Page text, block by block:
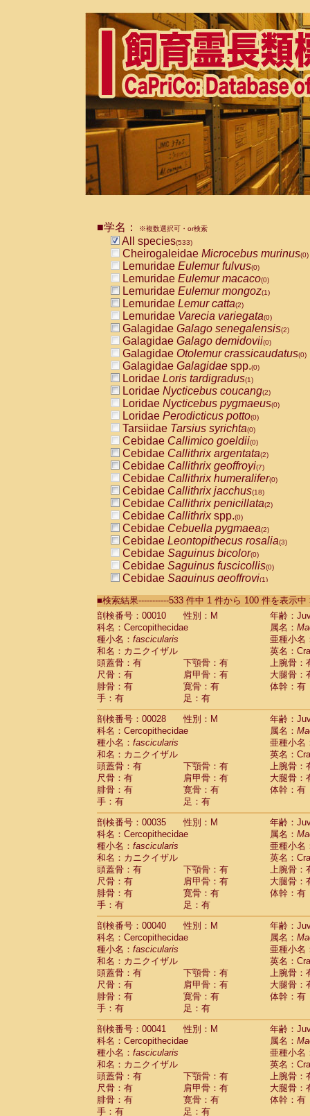
■学名： ※複数選択可・or検索
All species(533)
Cheirogaleidae Microcebus murinus(0)
Lemuridae Eulemur fulvus(0)
Lemuridae Eulemur macaco(0)
Lemuridae Eulemur mongoz(1)
Lemuridae Lemur catta(2)
Lemuridae Varecia variegata(0)
Galagidae Galago senegalensis(2)
Galagidae Galago demidovii(0)
Galagidae Otolemur crassicaudatus(0)
Galagidae Galagidae spp.(0)
Loridae Loris tardigradus(1)
Loridae Nycticebus coucang(2)
Loridae Nycticebus pygmaeus(0)
Loridae Perodicticus potto(0)
Tarsiidae Tarsius syrichta(0)
Cebidae Callimico goeldii(0)
Cebidae Callithrix argentata(2)
Cebidae Callithrix geoffroyi(7)
Cebidae Callithrix humeralifer(0)
Cebidae Callithrix jacchus(18)
Cebidae Callithrix penicillata(2)
Cebidae Callithrixspp.(0)
Cebidae Cebuella pygmaea(2)
Cebidae Leontopithecus rosalia(3)
Cebidae Saguinus bicolor(0)
Cebidae Saguinus fuscicollis(0)
Cebidae Saguinus geoffroyi(1)
CebidaeSaguinus labiatus(0)
Cebidae Saguinus leucopus (4)
CebidaeSaguinus midas
CebidaeSaguinus mystax
CebidaeSaguinus nigricollis (12)
Cebidae Saguinus oedipus
Cebidae Saguinus weddelli
Cebidae Saguinusspp.
Cebidae Aotus trivirgatus
Cebidae Cebus albifrons
CebidaeCebus apella
CebidaeCebus capucinus
CebidaeCebus nigrivittatus
Cebidae Cebusspp.(0)
Cebidae Saimiri boliviensis
Cebidae Saimiri sciureus
Atelidae Alouatta caraya
AtelidaeAlouatta fusca
AtelidaeAlouatta seniculus
AtelidaeAlouatta
AtelidaeAteles belzebuth
Atelidae Ateles geoffroyi
Atelidae Ateles paniscus
Atelidae Atelesspp.
Atelidae Lagothrix lagothricha
AtelidaeLagothrix lagothricha cana(0)
Pitheciidae
Cacajao calvus
PitheciidaeCallicebus cupreus(0)
Pitheciidae Callicebus donacophilus(0)
Pitheciidae Callicebus moloch(0)
Pitheciidae Callicebus torquatus(0)
Pitheciidae Callicebus
Pitheciidae Chiropotes satanas
Pitheciidae Pithecia monachus
Pitheciidae Pithecia pithecia (0)
Cercopithecidae Cercocebus agilis (0)
Cercopithecidae
Cercocebus
Cercopithecidae
Cercocebus
CercopithecidaeCercocebus
CercopithecidaeCercocebus
CercopithecidaeCercocebus hybrid(0)
■検索結果-----------533 件中 1 件から 100 件を表示
剖検番号：00010
性別：M
年齢：
科名：Cercopithecidae
属名：
種小名： fascicularis
亜種小名
和名：カニクイザル
英名：
頭蓋骨：有
下顎骨：有
上腕骨：
尺骨：有
肩甲骨：有
大腿骨：
腓骨：有
寛骨：有
体幹：有
手：有
足：有
剖検番号：00028
性別：M
年齢：
科名：Cercopithecidae
属名：
種小名： fascicularis
亜種小名
和名：カニクイザル
英名：
頭蓋骨：有
下顎骨：有
上腕骨：
尺骨：有
肩甲骨：有
大腿骨：
腓骨：有
寛骨：有
体幹：有
手：有
足：有
剖検番号：00035
性別：M
年齢：
科名：Cercopithecidae
属名：
種小名： fascicularis
亜種小名
和名：カニクイザル
英名：
頭蓋骨：有
下顎骨：有
上腕骨：
尺骨：有
肩甲骨：有
大腿骨：
腓骨：有
寛骨：有
体幹：有
手：有
足：有
剖検番号：00040
性別：M
年齢：
科名：Cercopithecidae
属名：
種小名： fascicularis
亜種小名
和名：カニクイザル
英名：
頭蓋骨：有
下顎骨：有
上腕骨：
尺骨：有
肩甲骨：有
大腿骨：
腓骨：有
寛骨：有
体幹：有
手：有
足：有
剖検番号：00041
性別：M
年齢：
科名：Cercopithecidae
属名：
種小名： fascicularis
亜種小名
和名：カニクイザル
英名：
頭蓋骨：有
下顎骨：有
上腕骨：
尺骨：有
肩甲骨：有
大腿骨：
腓骨：有
寛骨：有
体幹：有
手：有
足：有